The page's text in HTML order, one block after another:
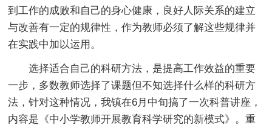
到工作的成败和自己的身心健康，良好人际关系的建立
与改善有一定的规律性，作为教师必须了解这些规律并
在实践中加以运用。
选择适合自己的科研方法，是提高工作效益的重要
一步，多数教师选择了课题但不知选择什么样的科研方
法，针对这种情况，我镇在6月中旬搞了一次科普讲座，
内容是《中小学教师开展教育科学研究的新模式》。重